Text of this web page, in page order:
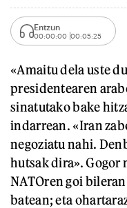
Entzun
00:00:00 00:05:25
«Amaitu dela uste
presidentearen
sinatutako bake
indarrean. «Iran
negoziatu nahi.
hutsak dira». Gogor
NATOren goi
batean; eta